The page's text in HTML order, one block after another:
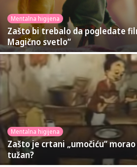
Mentalna higijena
Zašto bi trebalo da pogledate
Magično svetlo“
Mentalna higijena
Zašto je crtani „umočiću“
tužan?